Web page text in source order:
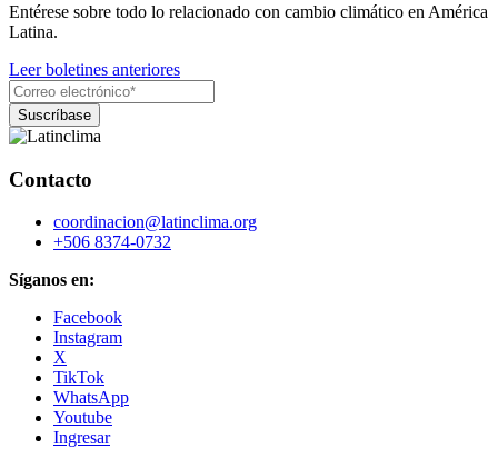
Entérese sobre todo lo relacionado con cambio climático en América
Latina.
Leer boletines anteriores
Contacto
coordinacion@latinclima.org
+506 8374-0732
Síganos en:
Facebook
Instagram
X
TikTok
WhatsApp
Youtube
Ingresar